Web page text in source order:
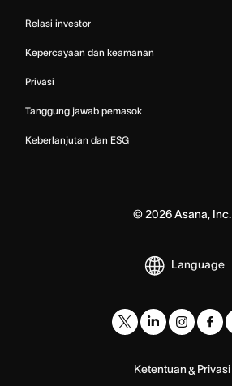
Relasi investor
Kepercayaan dan keamanan
Privasi
Tanggung jawab pemasok
Keberlanjutan dan ESG
© 2026Asana, Inc.
Language
Ketentuan& Privasi